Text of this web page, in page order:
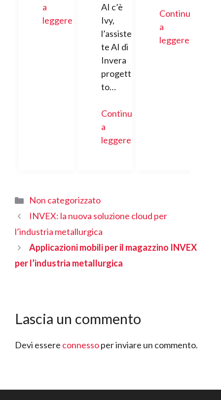
a
leggere
AI c’è
Ivy,
l’assisten
te AI di
Invera
progetta
to…
Continua
a
leggere
Continua
a
leggere
Categorie
Non categorizzato
INVEX: la nuova soluzione cloud per
l’industria metallurgica
Applicazioni mobili per il magazzino INVEX
per l’industria metallurgica
Lascia un commento
Devi essere connessoper inviare un commento.